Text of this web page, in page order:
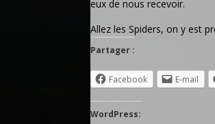
eux de nous recevoir.
Allez les Spiders, on y est
Partager :
Facebook E-mail
WordPress: